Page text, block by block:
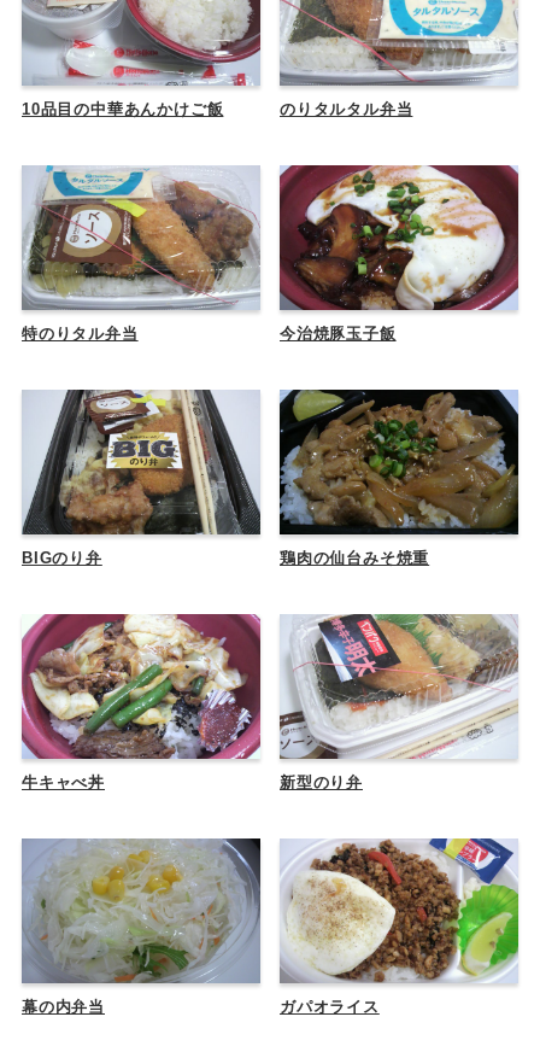
10品目の中華あんかけご飯 のりタルタル弁当
特のりタル弁当 今治焼豚玉子飯
BIGのり弁 鶏肉の仙台みそ焼重
牛キャべ丼 新型のり弁
幕の内弁当 ガパオライス